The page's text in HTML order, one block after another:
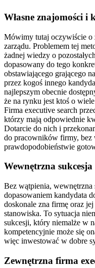
Własne znajomości i
Mówimy tutaj oczywiście o
zarządu. Problemem tej
żadnej wiedzy o
dopasowany do tego
obstawiającego grającego
przez kogoś innego
najlepszym obecnie
że na rynku jest ktoś o
Firma executive search
którzy mają odpowiednie
Dotarcie do nich i
do pracowników firmy, bez
prawdopodobieństwie
Wewnętrzna sukcesja
Bez wątpienia, wewnętrzna
dopasowaniem kandydata
doskonale zna firmę oraz
stanowiska. To sytuacja
sukcesji, który niemalże w
kompetencyjnie może się
więc inwestować w dobre
Zewnętrzna firma